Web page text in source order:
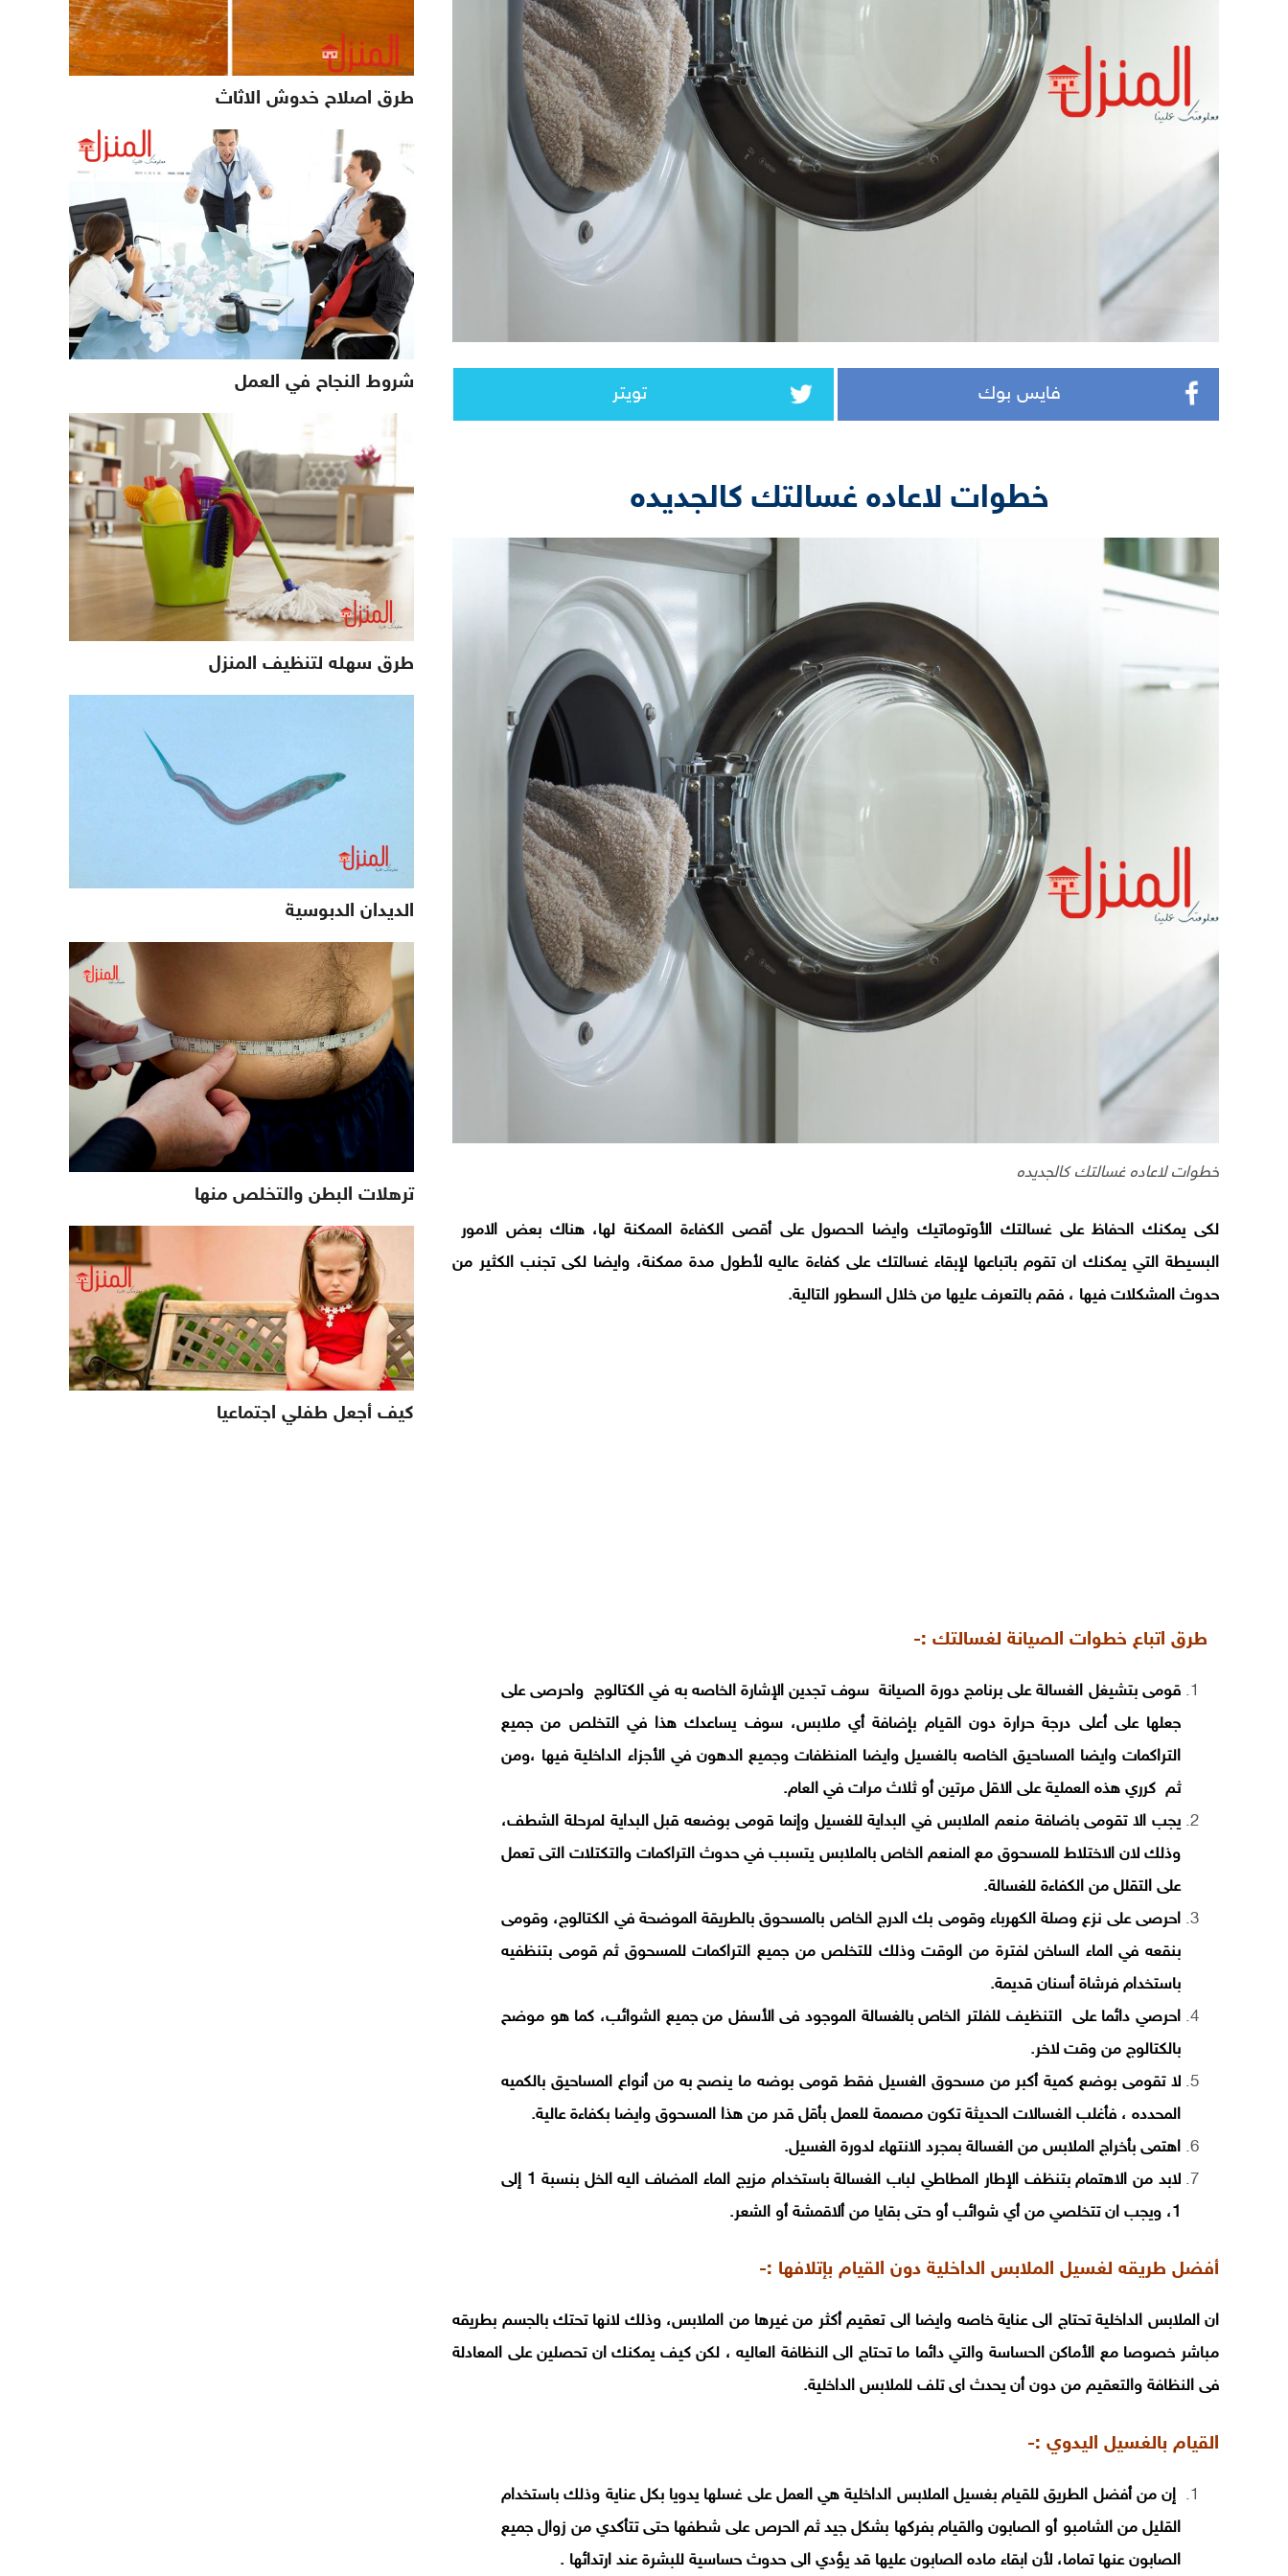
فايس بوك تويتر
خطوات لاعاده غسالتك كالجديده
خطوات لاعاده غسالتك كالجديده
​لكى يمكنك الحفاظ على غسالتك الأوتوماتيك وايضا الحصول على أقصى الكفاءة الممكنة لها، هناك بعض الامور
البسيطة التي يمكنك ان تقوم باتباعها لإبقاء غسالتك على كفاءة عاليه لأطول مدة ممكنة، وايضا لكى تجنب الكثير من
حدوث المشكلات فيها ، فقم بالتعرف عليها من خلال السطور التالية.
طرق اتباع خطوات الصيانة لغسالتك :-
قومى بت​​شيغل الغسالة على برنامج دورة الصيانة سوف تجدين الإشارة الخاصه به في الكتالوج واحرصى على
جعلها على أعلى درجة حرارة دون القيام بإضافة أي ملابس، سوف يساعدك هذا في التخلص من جميع
التراكمات وايضا المساحيق الخاصه بالغسيل وايضا المنظفات وجميع الدهون في الأجزاء الداخلية فيها ،ومن
ثم كرري هذه العملية على الاقل مرتين أو ثلاث مرات في العام.
يجب الا تقومى باضافة منعم الملابس في البداية للغسيل وإنما قومى بوضعه قبل البداية لمرحلة الشطف،
وذلك لان الاختلاط للمسحوق مع المنعم الخاص بالملابس يتسبب في حدوث التراكمات والتكتلات التى تعمل
على التقلل من الكفاءة للغسالة.
احرصى على نزع وصلة الكهرباء وقومى بك الدرج الخاص بالمسحوق بالطريقة الموضحة في الكتالوج، وقومى
بنقعه في الماء الساخن لفترة من الوقت وذلك للتخلص من جميع التراكمات للمسحوق ثم قومى بتنظفيه
باستخدام فرشاة أسنان قديمة.
احرصي دائما على التنظيف للفلتر الخاص بالغسالة الموجود فى الأسفل من جميع الشوائب، كما هو موضح
بالكتالوج من وقت لاخر.
لا تقومى بوضع كمية أكبر من مسحوق الغسيل فقط قومى بوضه ما ينصح به من أنواع المساحيق بالكميه
المحدده ، فأغلب الغسالات الحديثة تكون مصممة للعمل بأقل قدر من هذا المسحوق وايضا بكفاءة عالية.
اهتمى بأخراج الملابس من الغسالة بمجرد الانتهاء لدورة الغسيل.
لابد من الاهتمام بتنظف الإطار المطاطي لباب الغسالة باستخدام مزيج الماء المضاف اليه الخل بنسبة 1 إلى
1، ويجب ان تتخلصي من أي شوائب أو حتى بقايا من ألاقمشة أو الشعر.
أفضل طريقه لغسيل الملابس الداخلية دون القيام بإتلافها :-
ان الملابس الداخلية تحتاج الى عناية خاصه وايضا الى تعقيم أكثر من غيرها من الملابس، وذلك لانها تحتك بالجسم بطريقه
مباشر خصوصا مع الأماكن الحساسة والتي دائما ما تحتاج الى النظافة العاليه ، لكن كيف يمكنك ان تحصلين على المعادلة
فى النظافة والتعقيم من دون أن يحدث اى تلف للملابس الداخلية.
القيام بالغسيل اليدوي :-
إن من أفضل الطريق للقيام بغسيل الملابس الداخلية هي العمل على غسلها يدويا بكل عناية وذلك باستخدام
القليل من الشامبو أو الصابون والقيام بفركها بشكل جيد ثم الحرص على شطفها حتى تتأكدي من زوال جميع
الصابون عنها تماما، لأن ابقاء ماده الصابون عليها قد يؤدي الى حدوث حساسية للبشرة عند ارتدائها .
طرق اصلاح خدوش الاثاث
شروط النجاح في العمل
طرق سهله لتنظيف المنزل
الديدان الدبوسية
ترهلات البطن والتخلص منها
كيف أجعل طفلي اجتماعيا